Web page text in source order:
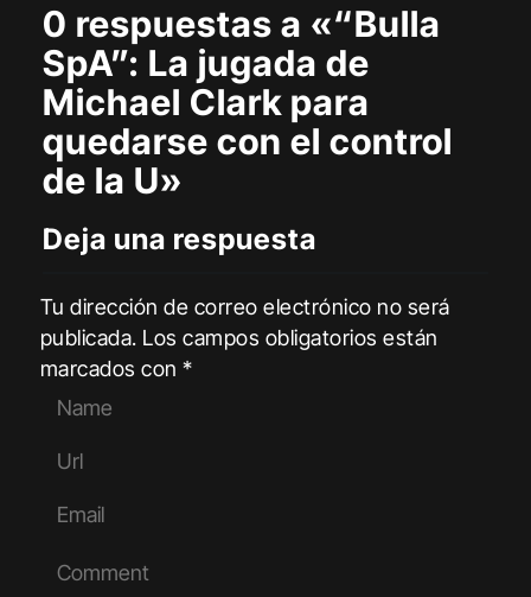
0 respuestas a «“Bulla
SpA”: La jugada de
Michael Clark para
quedarse con el control
de la U»
Deja una respuesta
Tu dirección de correo electrónico no será
publicada. Los campos obligatorios están
marcados con*